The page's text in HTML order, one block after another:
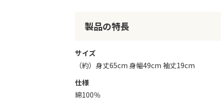
初
に
移
動
す
る
製品の特長
サイズ
（約）身丈65cm 身幅49cm 袖丈19cm
仕様
綿100％